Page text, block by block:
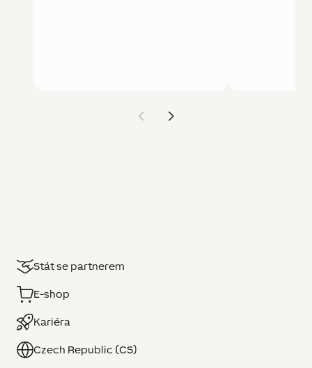
Stát se partnerem
E-shop
Kariéra
Czech Republic (CS)